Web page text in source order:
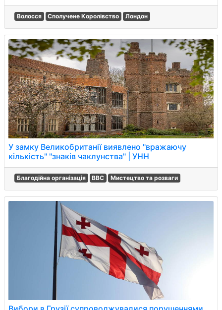
Волосся Сполучене Королівство Лондон
У замку Великобританії виявлено "вражаючу
кількість" "знакiв чаклунства" | УНН
Благодійна організація BBC Мистецтво та розваги